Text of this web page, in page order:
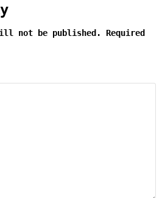
not be published.
Required